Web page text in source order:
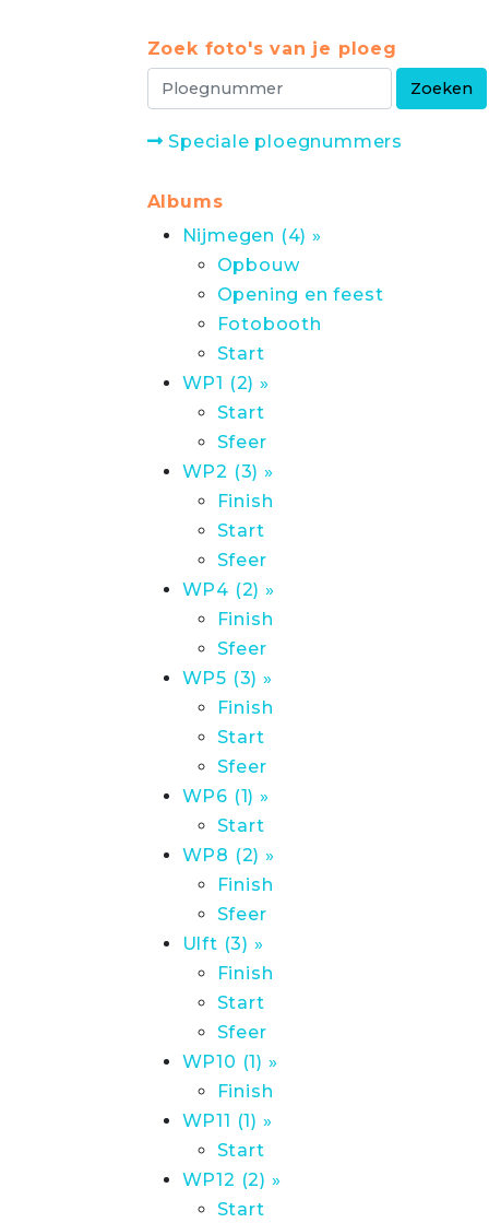
Zoek foto's van je ploeg
Speciale ploegnummers
Albums
Nijmegen (4) »
Opbouw
Opening en feest
Fotobooth
Start
WP1 (2) »
Start
Sfeer
WP2 (3) »
Finish
Start
Sfeer
WP4 (2) »
Finish
Sfeer
WP5 (3) »
Finish
Start
Sfeer
WP6 (1) »
Start
WP8 (2) »
Finish
Sfeer
Ulft (3) »
Finish
Start
Sfeer
WP10 (1) »
Finish
WP11 (1) »
Start
WP12 (2) »
Start